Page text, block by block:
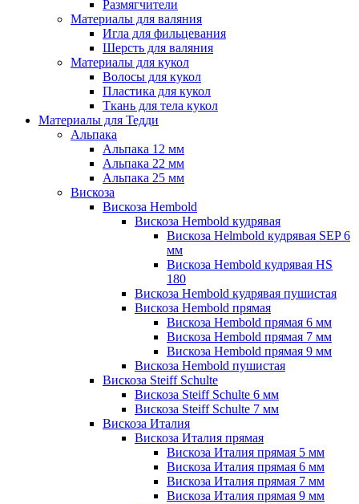
Размягчители
Материалы для валяния
Игла для фильцевания
Шерсть для валяния
Материалы для кукол
Волосы для кукол
Пластика для кукол
Ткань для тела кукол
Материалы для Тедди
Альпака
Альпака 12 мм
Альпака 22 мм
Альпака 25 мм
Вискоза
Вискоза Hembold
Вискоза Hembold кудрявая
Вискоза Helmbold кудрявая SEP 6
мм
Вискоза Hembold кудрявая HS
180
Вискоза Hembold кудрявая пушистая
Вискоза Hembold прямая
Вискоза Hembold прямая 6 мм
Вискоза Hembold прямая 7 мм
Вискоза Hembold прямая 9 мм
Вискоза Hembold пушистая
Вискоза Steiff Schulte
Вискоза Steiff Schulte 6 мм
Вискоза Steiff Schulte 7 мм
Вискоза Италия
Вискоза Италия прямая
Вискоза Италия прямая 5 мм
Вискоза Италия прямая 6 мм
Вискоза Италия прямая 7 мм
Вискоза Италия прямая 9 мм